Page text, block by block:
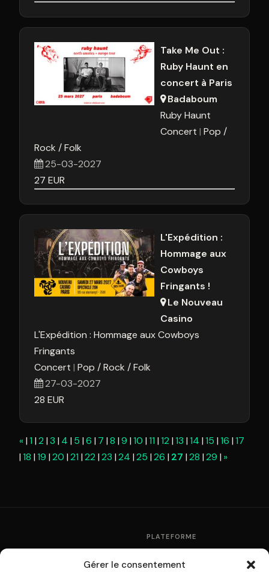
Gérer le consentement
Take Me Out :
Ruby Haunt en
concert à Paris
Badaboum
Ruby Haunt
Concert Pop /
Rock / Folk
25-03-2027
27 EUR
L'Expédition :
Hommage aux
Cowboys
Fringants !
Le Nouveau
Casino
L'Expédition : Hommage aux Cowboys
Fringants
Concert Pop / Rock / Folk
27-03-2027
28 EUR
« 1 2 3 4 5 6 7 8 9 10 11 12 13 14 15 16 17
18 19 20 21 22 23 24 25 26 27 28 29 »
PLATEFORME
Fonctionnement